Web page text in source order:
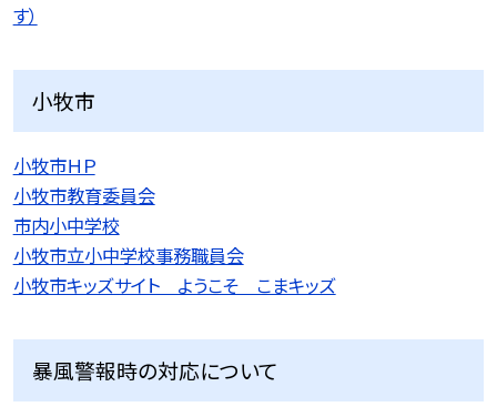
す）
小牧市
小牧市ＨＰ
小牧市教育委員会
市内小中学校
小牧市立小中学校事務職員会
小牧市キッズサイト ようこそ こまキッズ
暴風警報時の対応について